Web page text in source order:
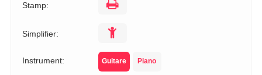
Stamp:
Simplifier:
Instrument: Guitare Piano